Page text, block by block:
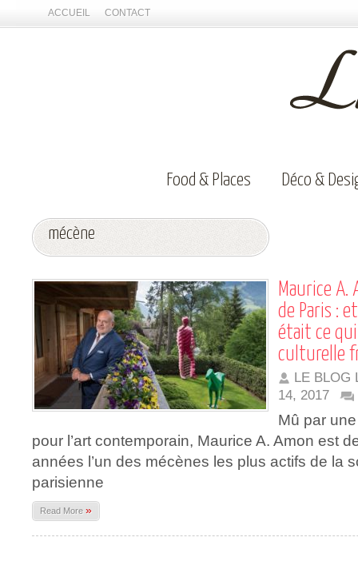
ACCUEIL CONTACT
Food & Places Déco &
mécène
Maurice A.
de Paris :
était ce
culturelle
LE BLOG
14, 2017
Mû par
pour l’art contemporain, Maurice A. Amon est
années l’un des mécènes les plus actifs de la
parisienne
Read More »